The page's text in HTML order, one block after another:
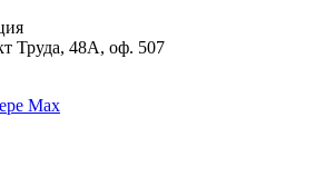
Труда, 48А, оф. 507
Max